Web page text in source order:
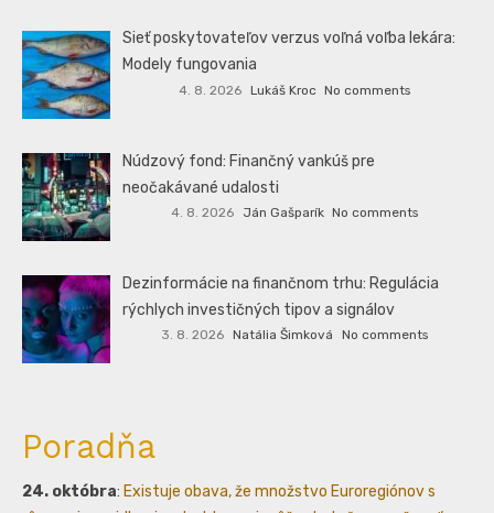
Sieť poskytovateľov verzus voľná voľba lekára:
Modely fungovania
4. 8. 2026 Lukáš Kroc No comments
Núdzový fond: Finančný vankúš pre
neočakávané udalosti
4. 8. 2026 Ján Gašparík No comments
Dezinformácie na finančnom trhu: Regulácia
rýchlych investičných tipov a signálov
3. 8. 2026 Natália Šimková No comments
Poradňa
24. októbra: Existuje obava, že množstvo Euroregiónov s